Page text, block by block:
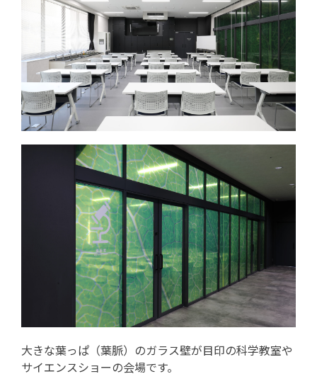
大きな葉っぱ（葉脈）のガラス壁が目印の科学教室や
サイエンスショーの会場です。